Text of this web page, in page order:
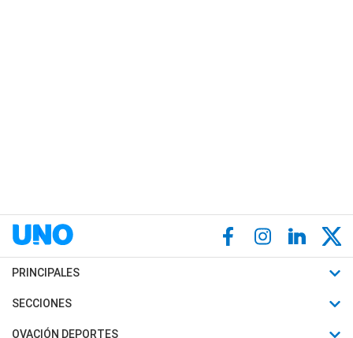
PRINCIPALES
Últimas Noticias
Política
SECCIONES
Horóscopo
OVACIÓN DEPORTES